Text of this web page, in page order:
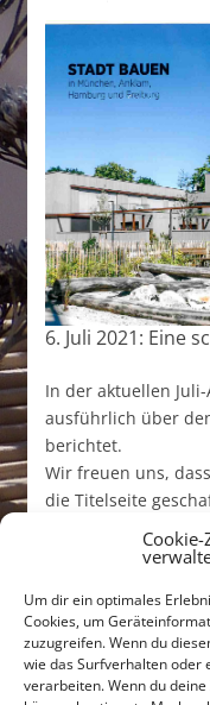
Um dir ein optimales
Cookies, um
zuzugreifen. Wenn du
wie das Surfverhalten oder
verarbeiten. Wenn du
6. Juli 2021: Eine
In der aktuellen
ausführlich über
berichtet.
Wir freuen uns,
die Titelseite
Untere Bachgasse